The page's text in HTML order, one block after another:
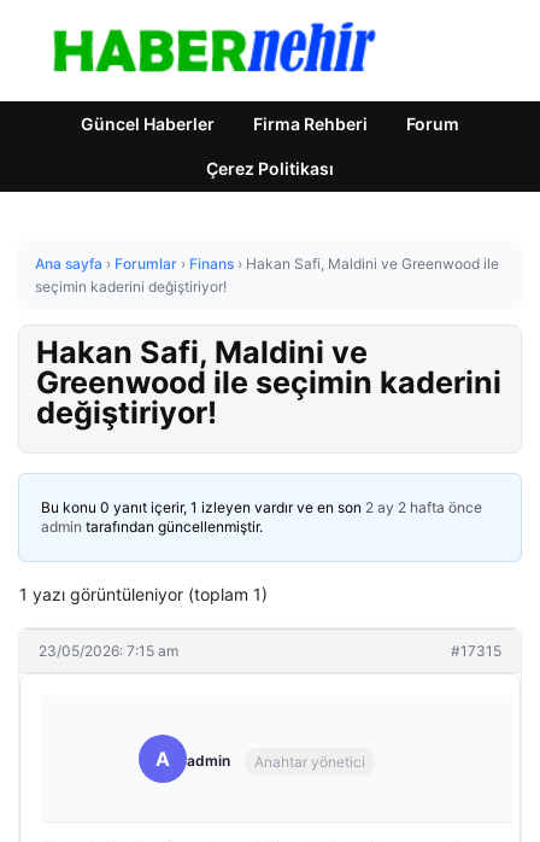
Güncel Haberler Firma Rehberi Forum
Çerez Politikası
Ana sayfa › Forumlar › Finans › Hakan Safi, Maldini ve Greenwood ile
seçimin kaderini değiştiriyor!
Hakan Safi, Maldini ve
Greenwood ile seçimin kaderini
değiştiriyor!
Bu konu 0 yanıt içerir, 1 izleyen vardır ve en son 2 ay 2 hafta önce
admin tarafından güncellenmiştir.
1 yazı görüntüleniyor (toplam 1)
23/05/2026: 7:15 am #17315
A admin Anahtar yönetici